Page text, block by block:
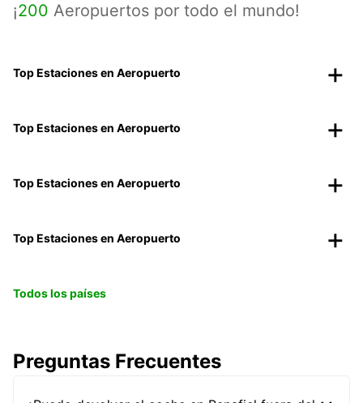
¡200 Aeropuertos por todo el mundo!
Top Estaciones en Aeropuerto
Top Estaciones en Aeropuerto
Top Estaciones en Aeropuerto
Top Estaciones en Aeropuerto
Todos los países
Preguntas Frecuentes